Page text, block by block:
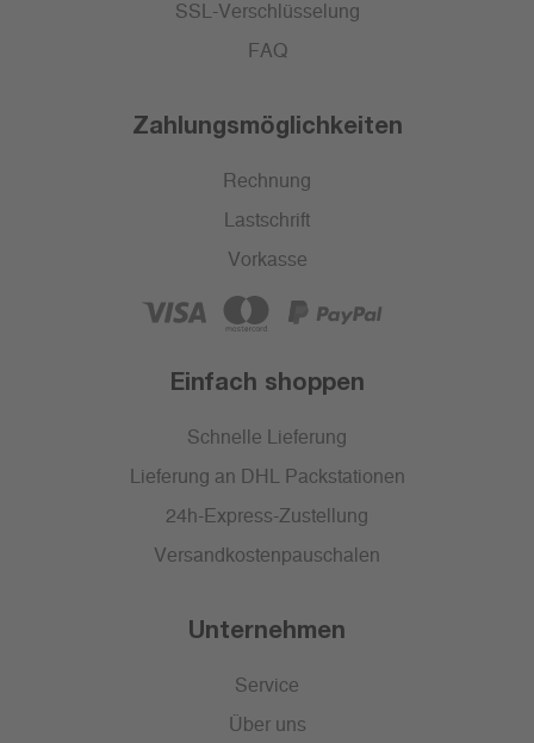
SSL-Verschlüsselung
FAQ
Zahlungsmöglichkeiten
Rechnung
Lastschrift
Vorkasse
Einfach shoppen
Schnelle Lieferung
Lieferung an DHL Packstationen
24h-Express-Zustellung
Versandkostenpauschalen
Unternehmen
Service
Über uns